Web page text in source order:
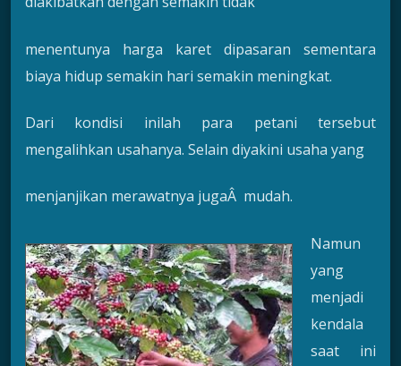
menentunya harga karet dipasaran sementara
biaya hidup semakin hari semakin meningkat.
Dari kondisi inilah para petani tersebut
mengalihkan usahanya. Selain diyakini usaha yang
menjanjikan merawatnya jugaÂ mudah.
Namun
yang
menjadi
kendala
saat ini